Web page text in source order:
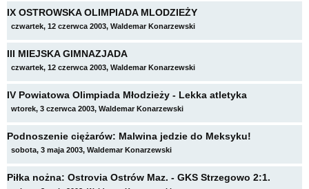
IX OSTROWSKA OLIMPIADA MLODZIEŻY
czwartek, 12 czerwca 2003, Waldemar Konarzewski
III MIEJSKA GIMNAZJADA
czwartek, 12 czerwca 2003, Waldemar Konarzewski
IV Powiatowa Olimpiada Młodzieży - Lekka atletyka
wtorek, 3 czerwca 2003, Waldemar Konarzewski
Podnoszenie ciężarów: Malwina jedzie do Meksyku!
sobota, 3 maja 2003, Waldemar Konarzewski
Piłka nożna: Ostrovia Ostrów Maz. - GKS Strzegowo 2:1.